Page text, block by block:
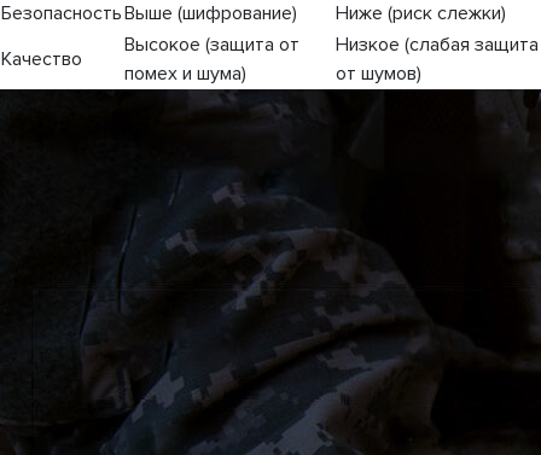
БезопасностьВыше (шифрование)
Ниже (риск слежки)
Качество
Высокое (защита от
помех и шума)
Низкое (слабая защита
от шумов)